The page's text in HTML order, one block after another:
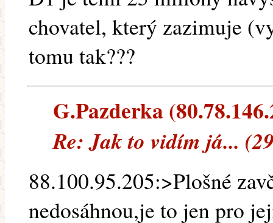
chovatel, který zazimuje
tomu tak???
G.Pazderka
Re: Jak to vidím já...
88.100.95.205:>Plošné
nedosáhnou,je to jen pro